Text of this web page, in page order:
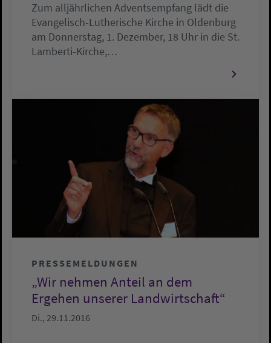
Zum alljährlichen Adventsempfang lädt die
Evangelisch-Lutherische Kirche in Oldenburg
am Donnerstag, 1. Dezember, 18 Uhr in die St.
Lamberti-Kirche,…
PRESSEMELDUNGEN
„Wir nehmen Anteil an dem
Ergehen unserer Landwirtschaft“
Di., 29.11.2016